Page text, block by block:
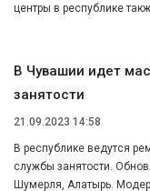
центры в республике
В Чувашии идет
занятости
21.09.2023 14:58
В республике ведутся
службы занятости.
Шумерля, Алатырь.